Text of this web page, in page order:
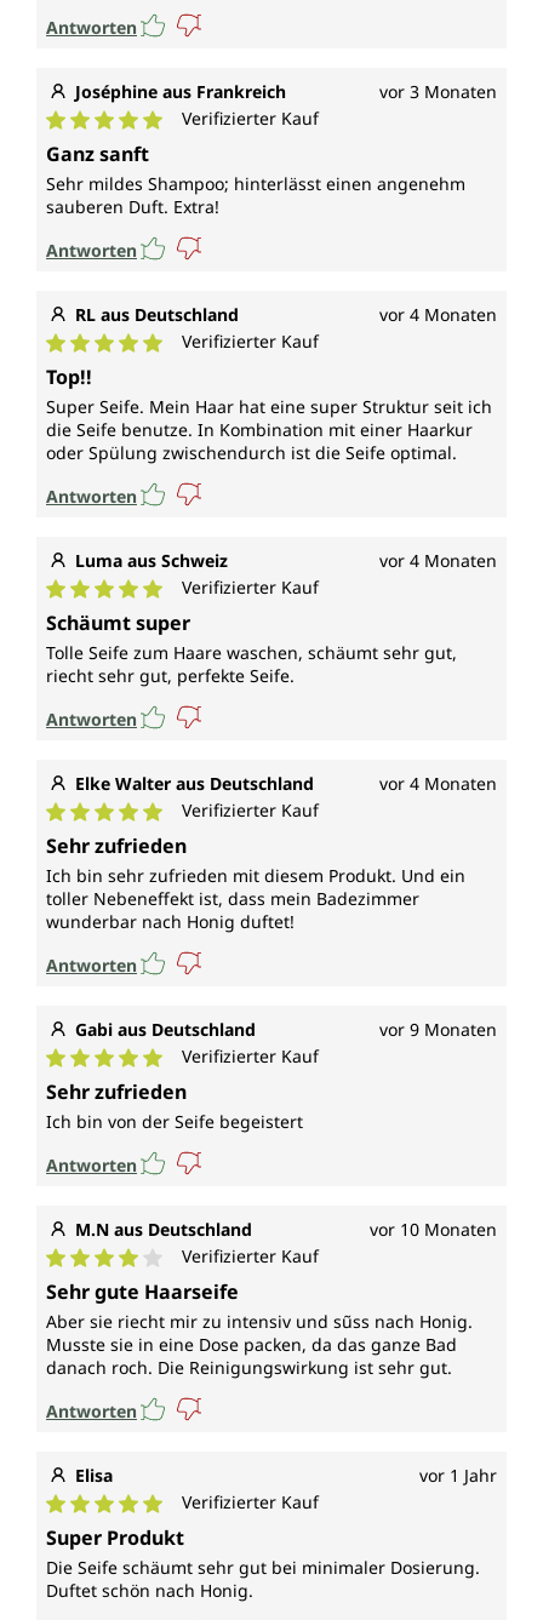
Antworten
Joséphine aus Frankreich vor 3 Monaten
Durchschnittliche Bewertung von 5 von 5 Sternen
Verifizierter Kauf
Ganz sanft
Sehr mildes Shampoo; hinterlässt einen angenehm
sauberen Duft. Extra!
Antworten
RL aus Deutschland vor 4 Monaten
Durchschnittliche Bewertung von 5 von 5 Sternen
Verifizierter Kauf
Top!!
Super Seife. Mein Haar hat eine super Struktur seit ich
die Seife benutze. In Kombination mit einer Haarkur
oder Spülung zwischendurch ist die Seife optimal.
Antworten
Luma aus Schweiz vor 4 Monaten
Durchschnittliche Bewertung von 5 von 5 Sternen
Verifizierter Kauf
Schäumt super
Tolle Seife zum Haare waschen, schäumt sehr gut,
riecht sehr gut, perfekte Seife.
Antworten
Elke Walter aus Deutschland vor 4 Monaten
Durchschnittliche Bewertung von 5 von 5 Sternen
Verifizierter Kauf
Sehr zufrieden
Ich bin sehr zufrieden mit diesem Produkt. Und ein
toller Nebeneffekt ist, dass mein Badezimmer
wunderbar nach Honig duftet!
Antworten
Gabi aus Deutschland vor 9 Monaten
Durchschnittliche Bewertung von 5 von 5 Sternen
Verifizierter Kauf
Sehr zufrieden
Ich bin von der Seife begeistert
Antworten
M.N aus Deutschland vor 10 Monaten
Durchschnittliche Bewertung von 4 von 5 Sternen
Verifizierter Kauf
Sehr gute Haarseife
Aber sie riecht mir zu intensiv und sũss nach Honig.
Musste sie in eine Dose packen, da das ganze Bad
danach roch. Die Reinigungswirkung ist sehr gut.
Antworten
Elisa vor 1 Jahr
Durchschnittliche Bewertung von 5 von 5 Sternen
Verifizierter Kauf
Super Produkt
Die Seife schäumt sehr gut bei minimaler Dosierung.
Duftet schön nach Honig.